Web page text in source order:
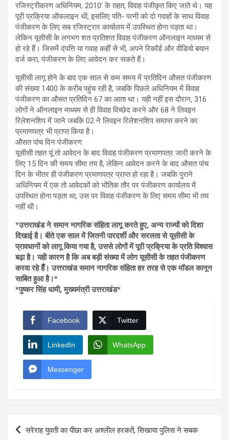
रजिस्ट्रीकरण अधिनियम, 2010’ के तहत, विवाह पंजीकृत किए जाते थे। यह
पूरी प्रक्रिया ऑफलाइन थी, इसलिए पति- पत्नी को दो गवाहों के साथ विवाह
पंजीकरण के लिए सब रजिस्ट्रार कार्यालय में उपस्थित होना पड़ता था।
लेकिन यूसीसी के लगभग शत प्रतिशत विवाह पंजीकरण ऑनलाइन माध्यम से
हो रहे हैं। जिसमें दंपत्ति या गवाह कहीं से भी, अपने रिकॉर्ड और वीडियो बयान
दर्ज करा, पंजीकरण के लिए आवेदन कर सकते हैं।
यूसीसी लागू होने के बाद एक साल से कम समय में प्रतिदिन औसत पंजीकरण
की संख्या 1400 के करीब पहुंच रही है, जबकि पिछले अधिनियम में विवाह
पंजीकरण का औसत प्रतिदिन 67 का आता था। यही नहीं इस दौरान, 316
लोगों ने ऑनलाइन माध्यम से ही विवाह विच्छेद करने और 68 ने लिवइन
रिलेशनशिप में जाने जबकि 02 ने लिवइन रिलेशनशिप समाप्त करने का
प्रमाणपत्र भी प्राप्त किया है।
औसत पांच दिन पंजीकरण
यूसीसी तहत यूं तो आवेदन के बाद विवाह पंजीकरण प्रमाणपत्र जारी करने के
लिए 15 दिन की समय सीमा तय है, लेकिन आवेदन करने के बाद औसत पांच
दिन के भीतर ही पंजीकरण प्रमाणपत्र प्राप्त हो रहा है। जबकि पुराने
अधिनियम में एक तो आवेदकों को भौतिक तौर पर पंजीकरण कार्यालय में
उपस्थित होना पड़ता था, उस पर विवाह पंजीकरण के लिए समय सीमा भी तय
नहीं थी।
*उत्तराखंड ने समान नागरिक संहिता लागू करते हुए, अन्य राज्यों को दिशा
दिखाई है। बीते एक साल में जितनी पारदर्शी और सरलता से यूसीसी के
प्रावधानों को लागू किया गया है, उससे लोगों में पूरी प्रक्रिया के प्रति विश्वास
बढ़ा है। यही कारण है कि अब बड़ी संख्या में लोग यूसीसी के तहत पंजीकरण
करवा रहे हैँ। उत्तराखंड समान नागरिक संहिता हर तरह से एक मॉडल कानून
साबित हुआ है।*
*पुष्कर सिंह धामी, मुख्यमंत्री उत्तराखंड*
Facebook Twitter
LinkedIn WhatsApp
Messenger
Post
सरेराह युवती का पीछा कर अश्लील हरकतें, सिखाया पुलिस ने सबक